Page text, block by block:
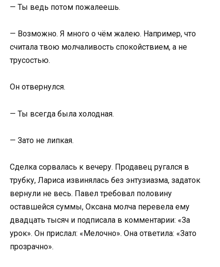
— Ты ведь потом пожалеешь.
— Возможно. Я много о чём жалею. Например, что
считала твою молчаливость спокойствием, а не
трусостью.
Он отвернулся.
— Ты всегда была холодная.
— Зато не липкая.
Сделка сорвалась к вечеру. Продавец ругался в
трубку, Лариса извинялась без энтузиазма, задаток
вернули не весь. Павел требовал половину
оставшейся суммы, Оксана молча перевела ему
двадцать тысяч и подписала в комментарии: «За
урок». Он прислал: «Мелочно». Она ответила: «Зато
прозрачно».